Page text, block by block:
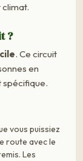
?
. Ce circuit
en
spécifique.
vous puissiez
route avec le
Les